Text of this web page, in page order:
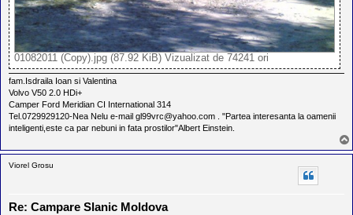
01082011 (Copy).jpg (87.92 KiB) Vizualizat de 74241 ori
fam.Isdraila Ioan si Valentina
Volvo V50 2.0 HDi+
Camper Ford Meridian CI International 314
Tel.0729929120-Nea Nelu e-mail gl99vrc@yahoo.com . "Partea interesanta la oamenii
inteligenti,este ca par nebuni in fata prostilor"Albert Einstein.
Viorel Grosu
Re: Campare Slanic Moldova